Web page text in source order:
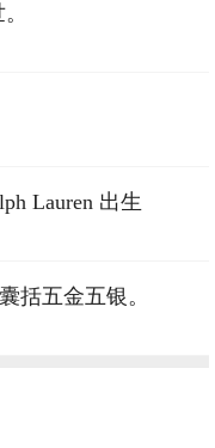
Lauren 出生
括五金五银。